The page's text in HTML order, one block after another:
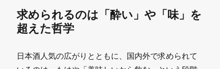
求められるのは「酔い」や「味」を
超えた哲学
日本酒人気の広がりとともに、国内外で求められて